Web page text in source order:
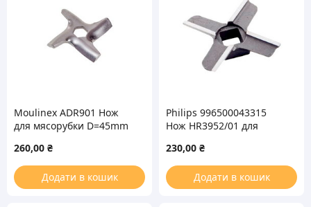
Moulinex ADR901 Нож
для мясорубки D=45mm
260,00 ₴
Додати в кошик
Philips 996500043315
Нож HR3952/01 для
230,00 ₴
Додати в кошик